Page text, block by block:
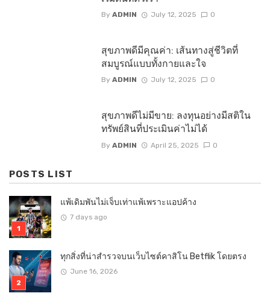
By ADMIN July 12, 2025 0
สุขภาพดีมีคุณค่า: เส้นทางสู่ชีวิตที่
สมบูรณ์แบบทั้งกายและใจ
By ADMIN July 12, 2025 0
สุขภาพดีไม่มีขาย: ลงทุนอย่างมีสติใน
ทรัพย์สินที่ประเมินค่าไม่ได้
By ADMIN April 25, 2025 0
POSTS LIST
แพ้เดิมพันไม่เจ็บเท่าแพ้เพราะแอปค้าง
7 days ago
ทุกสิ่งที่น่าสำรวจบนเว็บไซต์คาสิโน Betflik โดยตรง
June 16, 2026